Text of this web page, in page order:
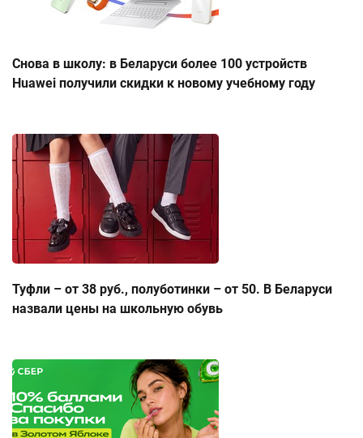
Снова в школу: в Беларуси более 100 устройств
Huawei получили скидки к новому учебному году
Туфли – от 38 руб., полуботинки – от 50. В Беларуси
назвали цены на школьную обувь